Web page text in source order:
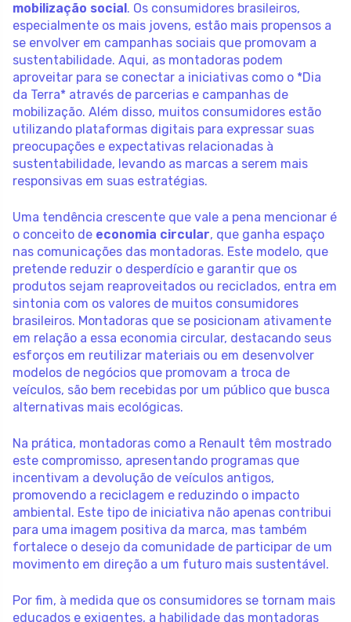
mobilização social. Os consumidores brasileiros,
especialmente os mais jovens, estão mais propensos a
se envolver em campanhas sociais que promovam a
sustentabilidade. Aqui, as montadoras podem
aproveitar para se conectar a iniciativas como o *Dia
da Terra* através de parcerias e campanhas de
mobilização. Além disso, muitos consumidores estão
utilizando plataformas digitais para expressar suas
preocupações e expectativas relacionadas à
sustentabilidade, levando as marcas a serem mais
responsivas em suas estratégias.
Uma tendência crescente que vale a pena mencionar é
o conceito de economia circular, que ganha espaço
nas comunicações das montadoras. Este modelo, que
pretende reduzir o desperdício e garantir que os
produtos sejam reaproveitados ou reciclados, entra em
sintonia com os valores de muitos consumidores
brasileiros. Montadoras que se posicionam ativamente
em relação a essa economia circular, destacando seus
esforços em reutilizar materiais ou em desenvolver
modelos de negócios que promovam a troca de
veículos, são bem recebidas por um público que busca
alternativas mais ecológicas.
Na prática, montadoras como a Renault têm mostrado
este compromisso, apresentando programas que
incentivam a devolução de veículos antigos,
promovendo a reciclagem e reduzindo o impacto
ambiental. Este tipo de iniciativa não apenas contribui
para uma imagem positiva da marca, mas também
fortalece o desejo da comunidade de participar de um
movimento em direção a um futuro mais sustentável.
Por fim, à medida que os consumidores se tornam mais
educados e exigentes, a habilidade das montadoras